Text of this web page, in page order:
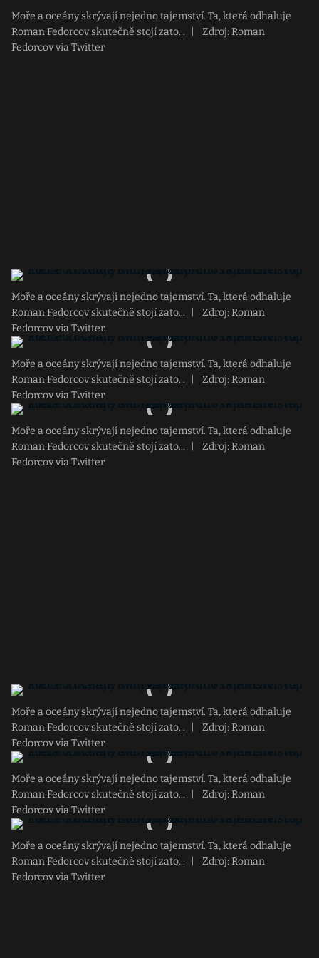
Moře a oceány skrývají nejedno tajemství. Ta, která odhaluje
Roman Fedorcov skutečně stojí zato...
Zdroj: Roman
Fedorcov via Twitter
Moře a oceány skrývají nejedno tajemství. Ta, která odhaluje
Roman Fedorcov skutečně stojí zato...
Zdroj: Roman
Fedorcov via Twitter
Moře a oceány skrývají nejedno tajemství. Ta, která odhaluje
Roman Fedorcov skutečně stojí zato...
Zdroj: Roman
Fedorcov via Twitter
Moře a oceány skrývají nejedno tajemství. Ta, která odhaluje
Roman Fedorcov skutečně stojí zato...
Zdroj: Roman
Fedorcov via Twitter
Moře a oceány skrývají nejedno tajemství. Ta, která odhaluje
Roman Fedorcov skutečně stojí zato...
Zdroj: Roman
Fedorcov via Twitter
Moře a oceány skrývají nejedno tajemství. Ta, která odhaluje
Roman Fedorcov skutečně stojí zato...
Zdroj: Roman
Fedorcov via Twitter
Moře a oceány skrývají nejedno tajemství. Ta, která odhaluje
Roman Fedorcov skutečně stojí zato...
Zdroj: Roman
Fedorcov via Twitter